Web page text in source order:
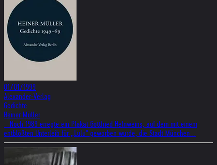
01/01/1999
Alexander-Verlag
Gedichte‎
Heiner Müller
...Noch 1989 erregte ein Plakat Gottfried Helnweins, auf dem mit einem
entblößten Unterleib für „Lulu" geworben wurde, die Stadt München...